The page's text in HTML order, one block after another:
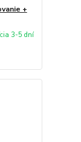
+
3-5 dní